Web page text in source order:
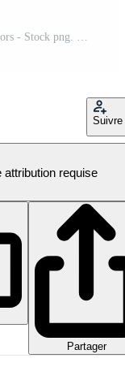
quatre rayé tournesol graines, Couper en dehors - Stock png. PNG Pro
Suivre
attribution requise
Partager